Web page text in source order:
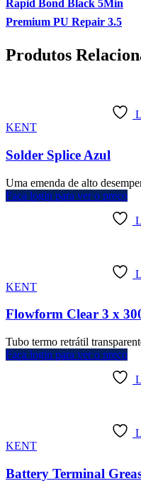
Rapid Bond Black 5Min
Premium PU Repair 3.5
Produtos
KENT
Solder Splice Azul
Uma emenda de alto
Faça login para ver o preço
KENT
Flowform Clear 3 x
Tubo termo retrátil
Faça login para ver o preço
KENT
Battery Terminal